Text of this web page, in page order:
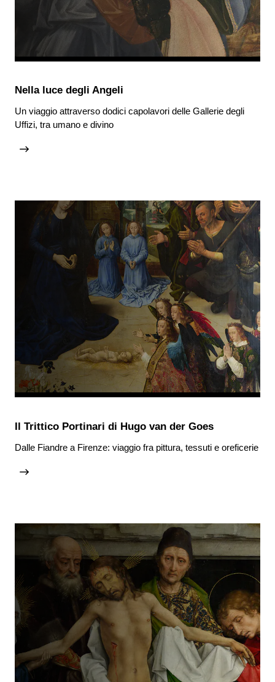
Nella luce degli Angeli
Un viaggio attraverso dodici capolavori delle Gallerie degli
Uffizi, tra umano e divino
Il Trittico Portinari di Hugo van der Goes
Dalle Fiandre a Firenze​: viaggio fra pittura, tessuti e oreficerie